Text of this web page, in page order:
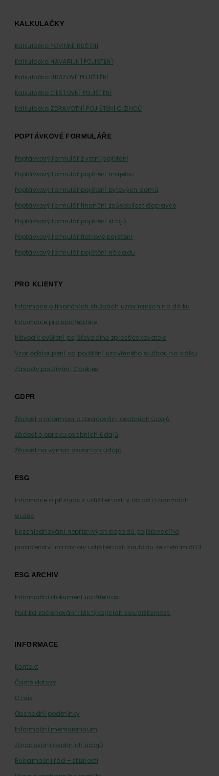
KALKULAČKY
Kalkulačka POVINNÉ RUČENÍ
Kalkulačka HAVARIJNÍ POJIŠTĚNÍ
Kalkulačka ÚRAZOVÉ POJIŠTĚNÍ
Kalkulačka CESTOVNÍ POJIŠTĚNÍ
Kalkulačka ZDRAVOTNÍ POJIŠTĚNÍ CIZINCŮ
POPTÁVKOVÉ FORMULÁŘE
Poptávkový formulář životní pojištění
Poptávkový formulář pojištění majetku
Poptávkový formulář pojištění bytových domů
Poptávkový formulář finanční způsobilost dopravce
Poptávkový formulář pojištění strojů
Poptávkový formulář flotilové pojištění
Poptávkový formulář pojištění nákladu
PRO KLIENTY
Informace o finančních službách uzavíraných na dálku
Informace pro spotřebitele
Návod k ověření pojišťovacího zprostředkovatele
Vzor odstoupení od pojištění uzavřeného službou na dálku
Zásady používání Cookies
GDPR
Žádost o informaci o zpracování osobních údajů
Žádost o opravu osobních údajů
Žádost na výmaz osobních údajů
ESG
Informace o přístupu k udržitelnosti v oblasti finančních
služeb
Nezohledňování nepříznivých dopadů pojišťovacího
poradenství na faktory udržitelnosti souladu se zněním čl.13
ESG ARCHIV
Informační dokument udržitelnost
Politika začleňování rizik týkajících se udržitelnosti
INFORMACE
Kontakt
Časté dotazy
O nás
Obchodní podmínky
Informační memorandum
Zpracování osobních údajů
Reklamační řád – stížnosti